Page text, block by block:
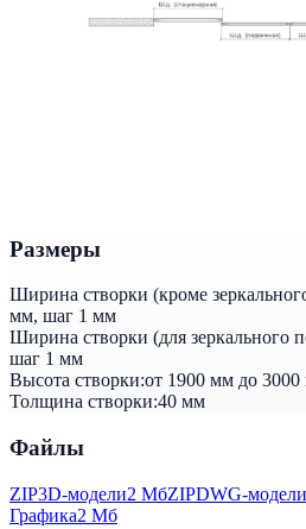
Размеры
Ширина створки (кроме
мм, шаг 1 мм
Ширина створки (для зеркального
шаг 1 мм
Высота створки:от 1900 мм до
Толщина створки:40 мм
Файлы
ZIP3D-модели2 МбZIPDWG-модели
Графика2 Мб